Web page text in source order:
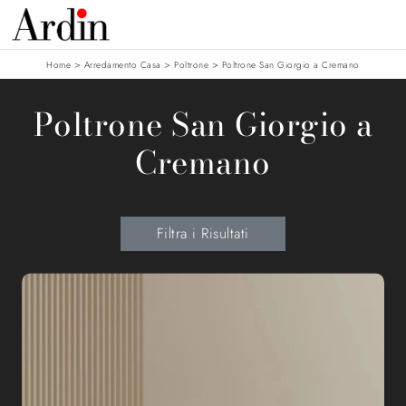
Home > Arredamento Casa >Poltrone > Poltrone San Giorgio a Cremano
Poltrone San Giorgio a
Cremano
Filtra i Risultati